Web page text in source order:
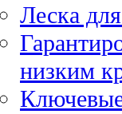
Леска
низким